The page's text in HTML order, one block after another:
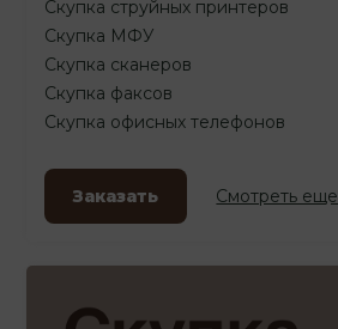
Скупка струйных принтеров
Скупка МФУ
Скупка сканеров
Скупка факсов
Скупка офисных телефонов
Заказать Смотреть еще